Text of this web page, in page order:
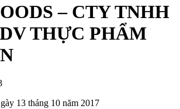
– CTY TNHH
THỰC PHẨM
13 tháng 10 năm 2017